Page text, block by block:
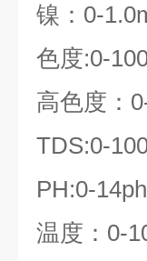
镍：0-
色度:0-
高色度：
TDS:0-
PH:0-14ph
温度：0-